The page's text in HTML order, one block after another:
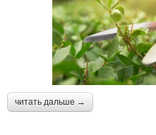
читать дальше →